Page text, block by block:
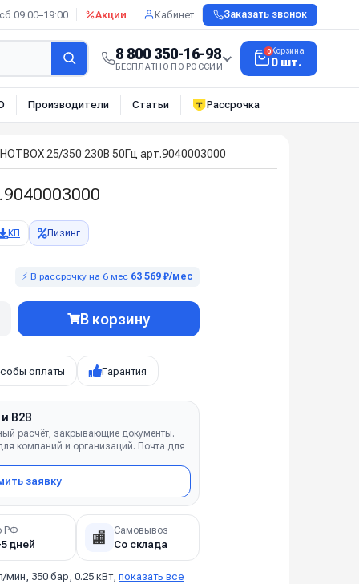
09:00–19:00 Акции Кабинет Заказать звонок
8 800 350-16-98
БЕСПЛАТНО ПО РОССИИ
0Корзина
0 шт.
Производители Статьи Рассрочка
25/350 230В 50Гц арт.9040003000
КП Лизинг
⚡ В рассрочку на 6 мес 63 569 ₽/мес
В корзину
оплаты Гарантия
B2B
расчёт, закрывающие документы.
компаний и организаций. Почта для
заявку
РФ
дней 🏬 Самовывоз
Со склада
мин, 350 бар, 0.25 кВт, показать все